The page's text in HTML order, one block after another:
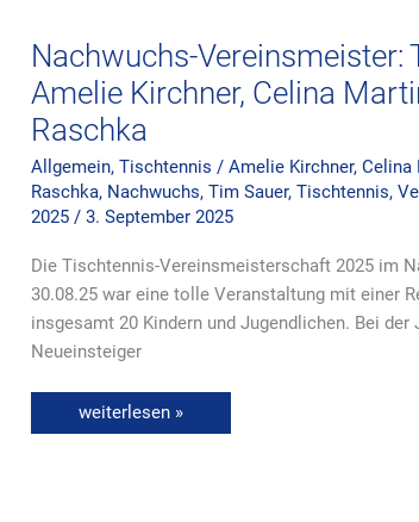
Nachwuchs-Vereinsmeister:
Amelie Kirchner, Celina
Raschka
Allgemein, Tischtennis / Amelie Kirchner, Celina
Raschka, Nachwuchs, Tim Sauer, Tischtennis,
2025 / 3. September 2025
Die Tischtennis-Vereinsmeisterschaft 2025 im
30.08.25 war eine tolle Veranstaltung mit einer
insgesamt 20 Kindern und Jugendlichen. Bei der
Neueinsteiger
Kirchner,
Celina
und
Jonas
Raschka
weiterlesen »